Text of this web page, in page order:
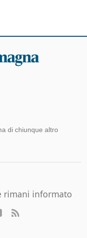
di chiunque altro
rimani informato